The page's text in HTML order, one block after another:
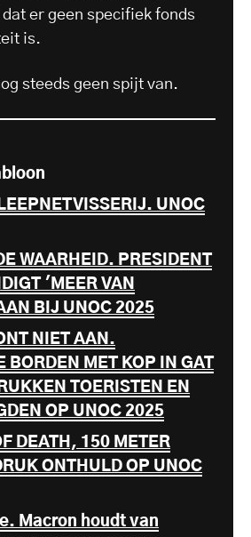
er geen specifiek fonds
is.
steeds geen spijt van.
UNOC
WAARHEID. PRESIDENT
'MEER VAN
BIJ UNOC 2025
NIET AAN.
BORDEN MET KOP IN GAT
TOERISTEN EN
OP UNOC 2025
DEATH, 150 METER
ONTHULD OP UNOC
Macron houdt van